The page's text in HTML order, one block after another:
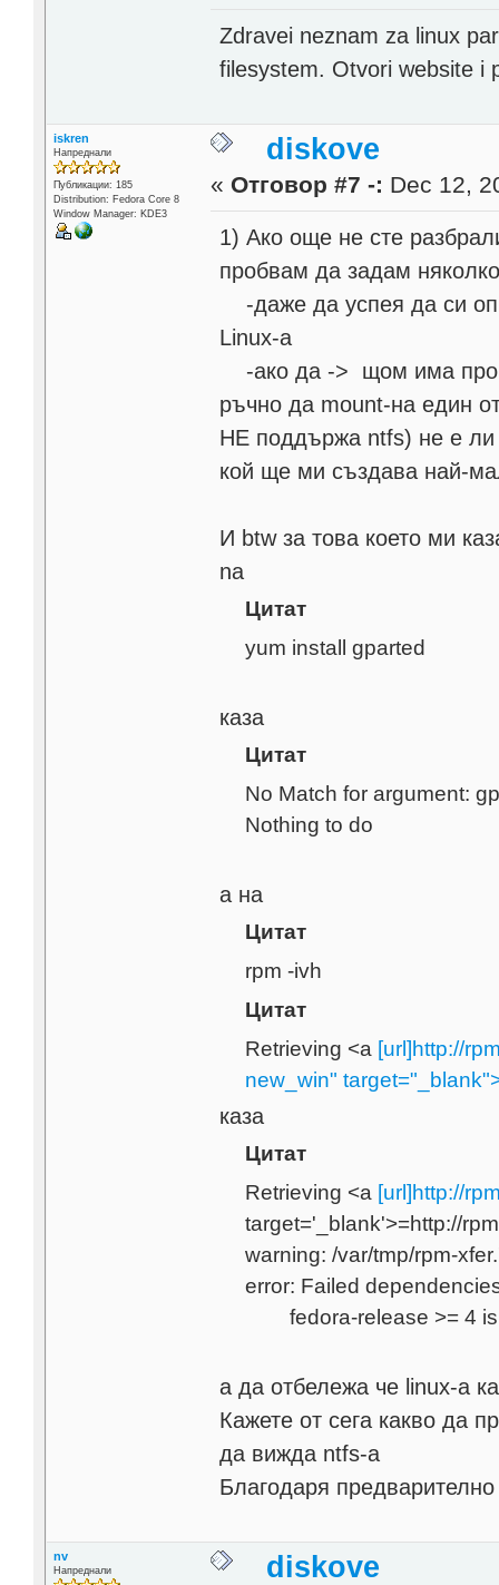
Zdravei neznam za linux
filesystem. Otvori website i
iskren
Напреднали
Публикации: 185
Distribution: Fedora Core 8
Window Manager: KDE3
diskove
« Отговор #7 -: Dec 12,
1) Ако още не сте
пробвам да задам
-даже да успея да си
Linux-а
-ако да -> щом има
ръчно да mount-на един
НЕ поддържа ntfs) не е ли
кой ще ми създава най-
И btw за това което ми
na
Цитат
yum install gparted
каза
Цитат
No Match for argument:
Nothing to do
а на
Цитат
rpm -ivh
Цитат
Retrieving <a [url]http://
new_win"
каза
Цитат
Retrieving <a [url]http://
target='_blank'>=http://
warning: /var/tmp/rpm-
error: Failed
fedora-release >= 4 is
а да отбележа че linux-a
Кажете от сега какво да
да вижда ntfs-а
Благодаря предварително
nv
Напреднали diskove